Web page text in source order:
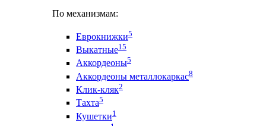
По механизмам:
Еврокнижки5
Выкатные15
Аккордеоны5
Аккордеоны металлокаркас8
Клик-кляк2
Тахта5
Кушетки1